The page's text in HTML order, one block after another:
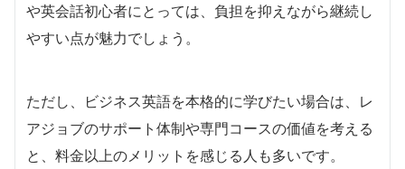
や英会話初心者にとっては、負担を抑えながら継続し
やすい点が魅力でしょう。
ただし、ビジネス英語を本格的に学びたい場合は、レ
アジョブのサポート体制や専門コースの価値を考える
と、料金以上のメリットを感じる人も多いです。